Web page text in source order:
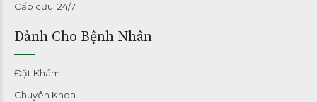
Cấp cứu: 24/7
Dành Cho Bệnh Nhân
Đặt Khám
Chuyên Khoa